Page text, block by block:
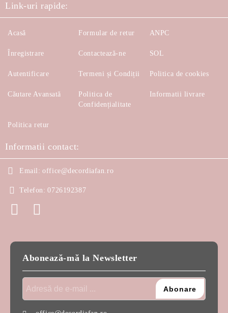
Link-uri rapide:
Acasă
Înregistrare
Autentificare
Căutare Avansată
Formular de retur
Contactează-ne
Termeni și Condiții
Politica de
Confidențialitate
ANPC
SOL
Politica de cookies
Informatii livrare
Politica retur
Informatii contact:
Email: office@decordiafan.ro
Telefon: 0726192387
Abonează-mă la Newsletter